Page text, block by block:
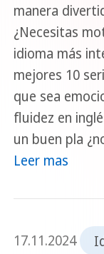
manera
¿Necesitas
idioma más
mejores 10
que sea
fluidez en
un buen pla
Leer mas
17.11.2024